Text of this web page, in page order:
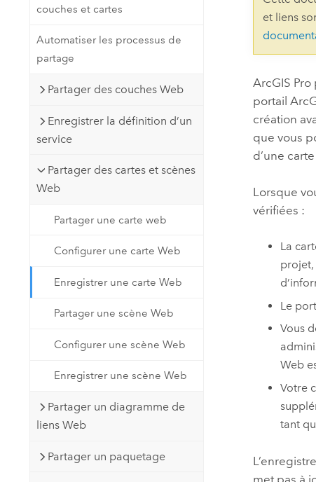
Créer des applications de
Ressources naturelles
couches et cartes
Automatiser les processus de
partage
Partager des couches Web
Enregistrer la définition d’un
service
Partager des cartes et scènes
Web
Partager une carte web
Configurer une carte Web
Enregistrer une carte Web
Partager une scène Web
Configurer une scène Web
Enregistrer une scène Web
Partager un diagramme de
liens Web
Partager un paquetage
et liens
ArcGIS Pro
portail
création
que vous
d’une
Lorsque
vérifiées :
La
projet,
Le
Vous
Web
Votre
tant